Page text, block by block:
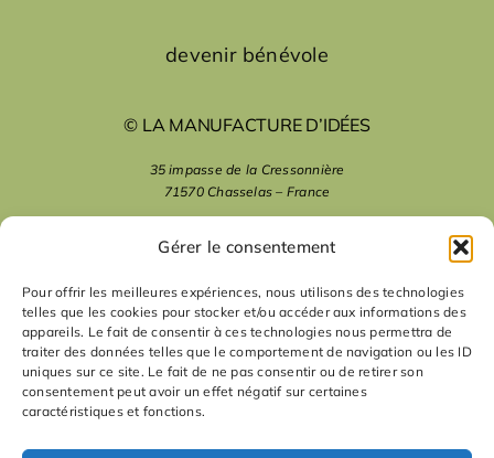
Gérer le consentement
Pour offrir les meilleures expériences, nous utilisons des technologies
telles que les cookies pour stocker et/ou accéder aux informations des
appareils. Le fait de consentir à ces technologies nous permettra de
traiter des données telles que le comportement de navigation ou les ID
uniques sur ce site. Le fait de ne pas consentir ou de retirer son
consentement peut avoir un effet négatif sur certaines
caractéristiques et fonctions.
devenir bénévole
© LA MANUFACTURE D’IDÉES
35 impasse de la Cressonnière
71570 Chasselas – France
mentions légales
nous suivre
nous contacter